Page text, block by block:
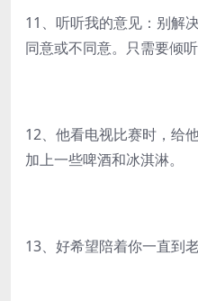
11、听听我的意见：别解
同意或不同意。只需要倾
12、他看电视比赛时，给
加上一些啤酒和冰淇淋。
13、好希望陪着你一直到